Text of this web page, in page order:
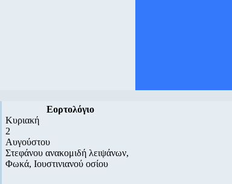
Εορτολόγιο
Κυριακή
2
Αυγούστου
Στεφάνου ανακομιδή λειψάνων,
Φωκά, Ιουστινιανού οσίου